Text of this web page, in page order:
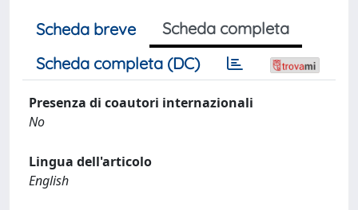
Scheda breve
Scheda completa
Scheda completa (DC)
Presenza di coautori internazionali
No
Lingua dell'articolo
English